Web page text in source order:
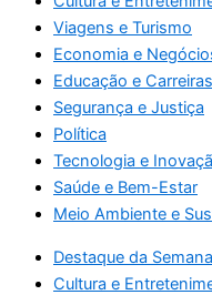
Viagens e Turismo
Economia e
Educação e Carreiras
Segurança e Justiça
Política
Tecnologia e
Saúde e Bem-Estar
Meio Ambiente e
Destaque da Semana
Cultura e